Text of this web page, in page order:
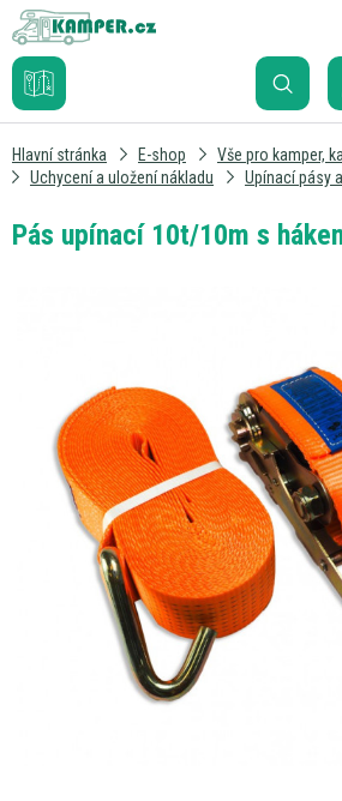
Hlavní stránka E-shop
Vše pro kamper,
Uchycení a uložení nákladu
Upínací pásy
Pás upínací 10t/10m s